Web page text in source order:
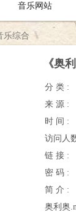
音乐网站
乐综合
《奥
分 类 :
来 源 :
时 间 :
访问人
链 接 :
密 码 :
简 介 :
奥利奥